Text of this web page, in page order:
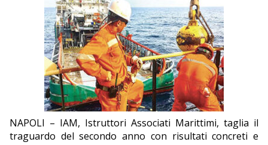
TURISMO
CULTURA
NAUTICA
EDITORIALI
NAPOLI – IAM, Istruttori Associati Marittimi, taglia il
traguardo del secondo anno con risultati concreti e